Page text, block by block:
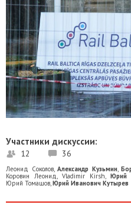
Участники дискуссии:
12 36
Леонид Соколов,Александр Кузьмин,
Коровин Леонид
Vladimir Kirsh Юрий
Юрий Томашов Юрий Иванович Кутырев